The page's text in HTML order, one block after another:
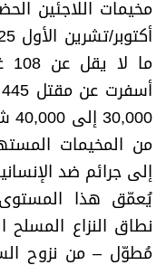
مخيمات اللاجئين
من المخيمات
إلى جرائم ضد
يُعمّق هذا
نطاق النزاع
مُطوّل – من نزوح